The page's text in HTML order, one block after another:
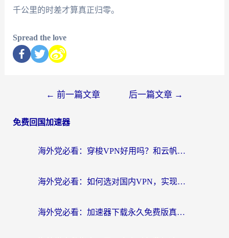
千公里的时差才算真正归零。
Spread the love
← 前一篇文章 后一篇文章 →
免费回国加速器
海外党必看：穿梭VPN好用吗？和云帆VPN对比哪个回国效果更好？附真实测评+避坑指南
海外党必看：如何选对国内VPN，实现无缝访问国内资源？
海外党必看：加速器下载永久免费版真的存在吗？教你无缝访问国内资源的正确姿势